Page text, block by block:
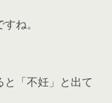
ね。
「不妊」と出て